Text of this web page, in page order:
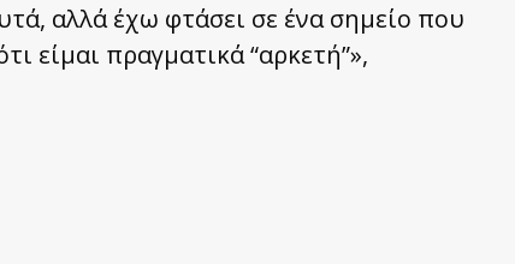
αλλά έχω φτάσει σε ένα σημείο που
είμαι πραγματικά “αρκετή”»,